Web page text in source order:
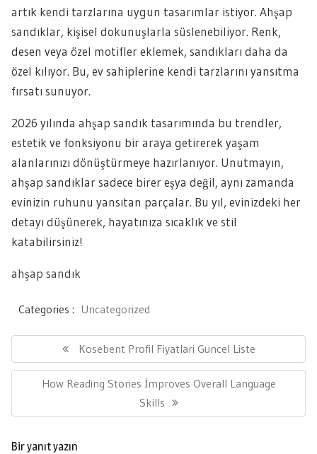
artık kendi tarzlarına uygun tasarımlar istiyor. Ahşap
sandıklar, kişisel dokunuşlarla süslenebiliyor. Renk,
desen veya özel motifler eklemek, sandıkları daha da
özel kılıyor. Bu, ev sahiplerine kendi tarzlarını yansıtma
fırsatı sunuyor.
2026 yılında ahşap sandık tasarımında bu trendler,
estetik ve fonksiyonu bir araya getirerek yaşam
alanlarınızı dönüştürmeye hazırlanıyor. Unutmayın,
ahşap sandıklar sadece birer eşya değil, aynı zamanda
evinizin ruhunu yansıtan parçalar. Bu yıl, evinizdeki her
detayı düşünerek, hayatınıza sıcaklık ve stil
katabilirsiniz!
ahşap sandık
Categories : Uncategorized
gezinmesi
Previous
Post:
Kosebent Profil Fiyatlari Guncel Liste
Next
How Reading Stories İmproves Overall Language
Skills
Bir yanıt yazın